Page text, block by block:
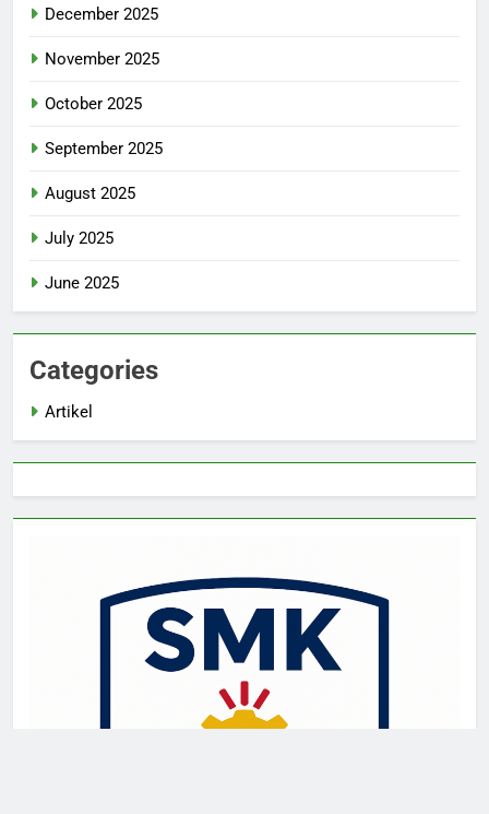
December 2025
November 2025
October 2025
September 2025
August 2025
July 2025
June 2025
Categories
Artikel